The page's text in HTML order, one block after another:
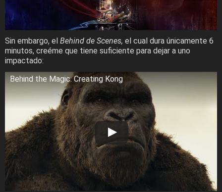
Sin embargo, el Behind de Scenes, el cual dura únicamente 6
minutos, creéme que tiene suficiente para dejar a uno
impactado:
Behind the Magic: Creating Kong